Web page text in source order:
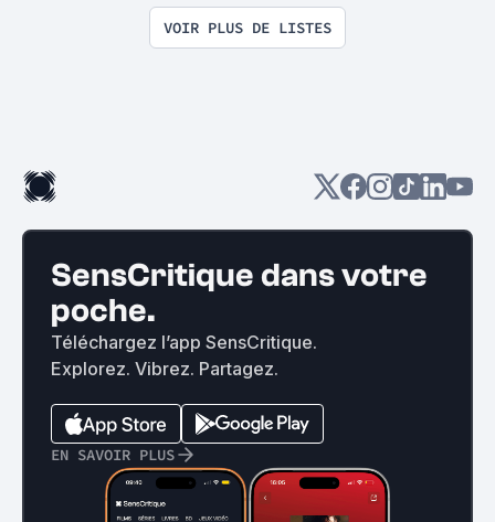
VOIR PLUS DE LISTES
SensCritique dans votre
poche.
Téléchargez l’app SensCritique.
Explorez. Vibrez. Partagez.
EN SAVOIR PLUS